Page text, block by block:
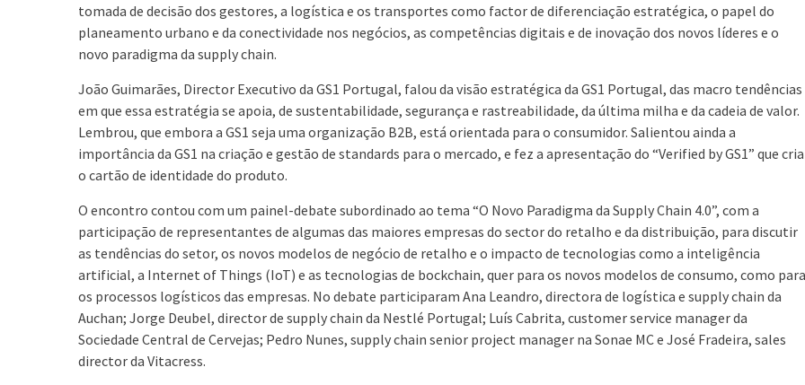
tomada de decisão dos gestores, a logística e os transportes como factor de diferenciação estratégica, o papel do
planeamento urbano e da conectividade nos negócios, as competências digitais e de inovação dos novos líderes e o
novo paradigma da supply chain.
João Guimarães, Director Executivo da GS1 Portugal, falou da visão estratégica da GS1 Portugal, das macro tendências
em que essa estratégia se apoia, de sustentabilidade, segurança e rastreabilidade, da última milha e da cadeia de valor.
Lembrou, que embora a GS1 seja uma organização B2B, está orientada para o consumidor. Salientou ainda a
importância da GS1 na criação e gestão de standards para o mercado, e fez a apresentação do “Verified by GS1” que cria
o cartão de identidade do produto.
O encontro contou com um painel-debate subordinado ao tema “O Novo Paradigma da Supply Chain 4.0”, com a
participação de representantes de algumas das maiores empresas do sector do retalho e da distribuição, para discutir
as tendências do setor, os novos modelos de negócio de retalho e o impacto de tecnologias como a inteligência
artificial, a Internet of Things (IoT) e as tecnologias de bockchain, quer para os novos modelos de consumo, como para
os processos logísticos das empresas. No debate participaram Ana Leandro, directora de logística e supply chain da
Auchan; Jorge Deubel, director de supply chain da Nestlé Portugal; Luís Cabrita, customer service manager da
Sociedade Central de Cervejas; Pedro Nunes, supply chain senior project manager na Sonae MC e José Fradeira, sales
director da Vitacress.